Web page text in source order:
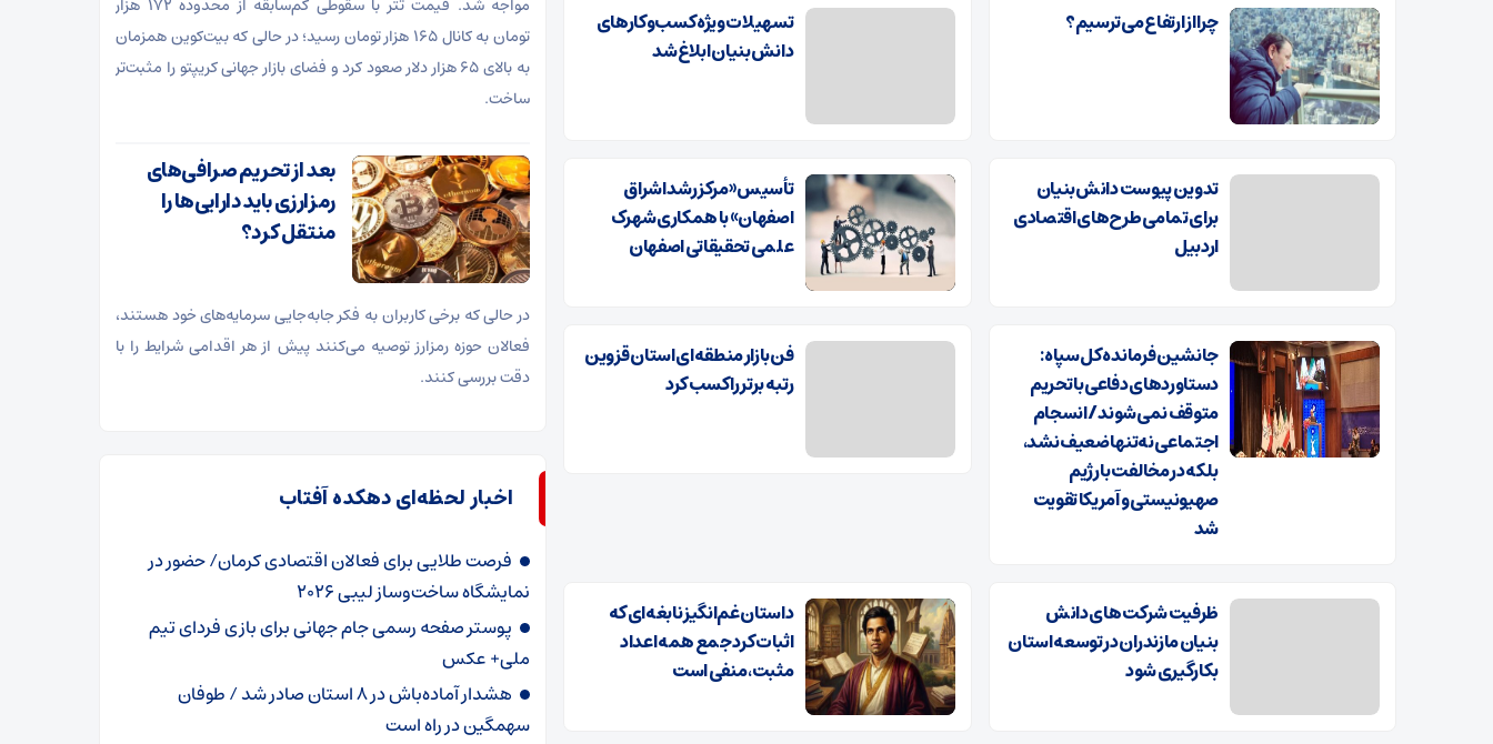
چرا از ارتفاع می‌ترسیم؟
تسهیلات ویژه کسب‌وکارهای
دانش‌بنیان ابلاغ شد
تدوین پیوست دانش‌بنیان
برای تمامی طرح‌های اقتصادی
اردبیل
تأسیس «مرکز رشد اشراق
اصفهان» با همکاری شهرک
علمی تحقیقاتی اصفهان
جانشین فرمانده کل سپاه:
دستاوردهای دفاعی با تحریم
متوقف نمی‌شوند/ انسجام
اجتماعی نه‌تنها ضعیف نشد،
بلکه در مخالفت با رژیم
صهیونیستی و آمریکا تقویت
شد
فن‌بازار منطقه‌ای استان قزوین
رتبه برتر را کسب کرد
ظرفیت شرکت های دانش
بنیان مازندران در توسعه استان
بکارگیری شود
داستان غم‌انگیز نابغه‌ای که
اثبات کرد جمع همه اعداد
مثبت، منفی است
مواجه شد. قیمت تتر با سقوطی کم‌سابقه از محدوده ۱۷۲ هزار
تومان به کانال ۱۶۵ هزار تومان رسید؛ در حالی که بیت‌کوین همزمان
به بالای ۶۵ هزار دلار صعود کرد و فضای بازار جهانی کریپتو را مثبت‌تر
ساخت.
بعد از تحریم صرافی‌های
رمزارزی باید دارایی‌ها را
منتقل کرد؟
در حالی که برخی کاربران به فکر جابه‌جایی سرمایه‌های خود هستند،
فعالان حوزه رمزارز توصیه می‌کنند پیش از هر اقدامی شرایط را با
دقت بررسی کنند.
اخبار لحظه‌ای دهکده آفتاب
فرصت طلایی برای فعالان اقتصادی کرمان/ حضور در
نمایشگاه ساخت‌وساز لیبی ۲۰۲۶
پوستر صفحه رسمی جام جهانی برای بازی فردای تیم
ملی+ عکس
هشدار آماده‌باش در ۸ استان صادر شد / طوفان
سهمگین در راه است